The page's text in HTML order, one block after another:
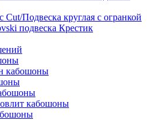
Cut/Подвеска круглая с огранкой
подвеска Крестик
кабошоны
кабошоны